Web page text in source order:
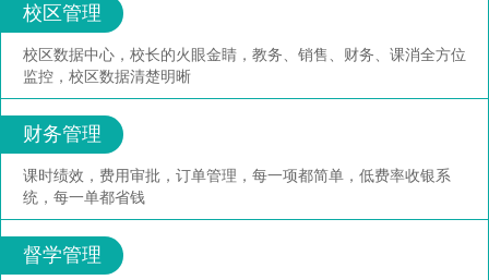
校区管理
校区数据中心，校长的火眼金睛，教务、销售、财务、课消全方位
监控，校区数据清楚明晰
财务管理
课时绩效，费用审批，订单管理，每一项都简单，低费率收银系
统，每一单都省钱
督学管理